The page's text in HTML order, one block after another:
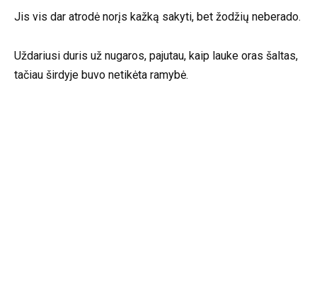
Jis vis dar atrodė norįs kažką sakyti, bet žodžių neberado.
Uždariusi duris už nugaros, pajutau, kaip lauke oras šaltas,
tačiau širdyje buvo netikėta ramybė.